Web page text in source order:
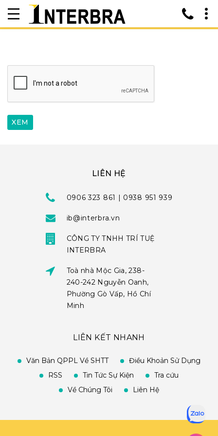
LIÊN HỆ
0906 323 861 | 0938 951 939
ib@interbra.vn
CÔNG TY TNHH TRÍ TUỆ
INTERBRA
Toà nhà Mộc Gia, 238-
240-242 Nguyễn Oanh,
Phường Gò Vấp, Hồ Chí
Minh
LIÊN KẾT NHANH
Văn Bản QPPL Về SHTT
Điều Khoản Sử Dụng
RSS
Tin Tức Sự Kiện
Tra cứu
Về Chúng Tôi
Liên Hệ